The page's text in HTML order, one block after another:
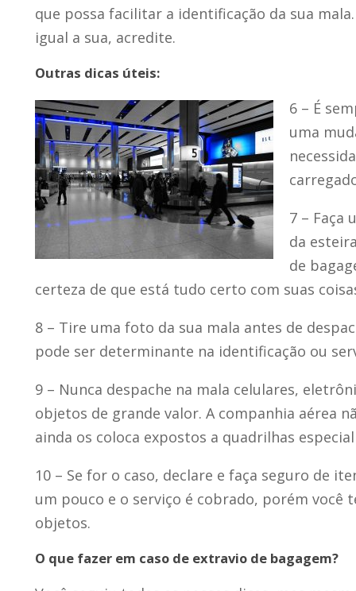
que possa facilitar a identificação da sua
igual a sua, acredite.
Outras dicas úteis:
6 – É
uma
7 – Faça
da
de
certeza de que está tudo certo com suas
8 – Tire uma foto da sua mala antes de
pode ser determinante na identificação ou
9 – Nunca despache na mala celulares,
objetos de grande valor. A companhia aérea
ainda os coloca expostos a quadrilhas
10 – Se for o caso, declare e faça seguro de
um pouco e o serviço é cobrado, porém você
objetos.
O que fazer em caso de extravio de bagagem?